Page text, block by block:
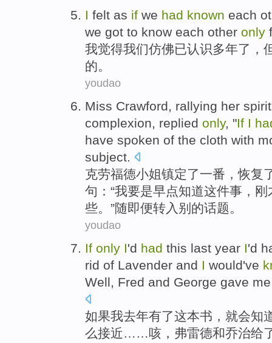
I felt as if we had known each
we got to know each other only
我觉得我们仿佛已认识多年了，
的。
youdao
Miss Crawford, rallying her
complexion, replied only, "If I
have spoken of the cloth with
subject.
克劳福德小姐镇定了一番，恢复
句：“我要是早点知道这件事，刚
些。”随即便转入别的话题。
youdao
If only I'd had this last year I'd
rid of Lavender and I would've
Well, Fred and George gave me
如果我去年有了这本书， 就会知
么接近……咳 ， 弗雷德和乔治给